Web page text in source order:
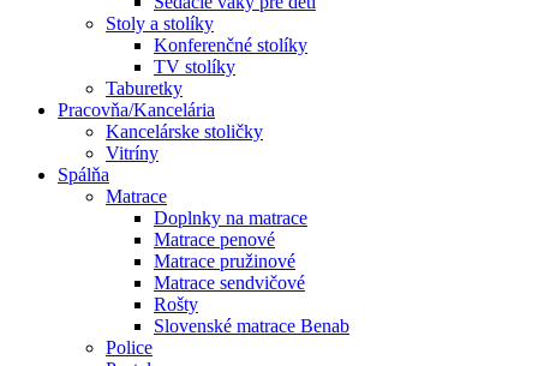
Stoly a stolíky
Konferenčné stolíky
TV stolíky
Taburetky
Pracovňa/Kancelária
Kancelárske stoličky
Vitríny
Spálňa
Matrace
Doplnky na matrace
Matrace penové
Matrace pružinové
Matrace sendvičové
Rošty
Slovenské matrace Benab
Police